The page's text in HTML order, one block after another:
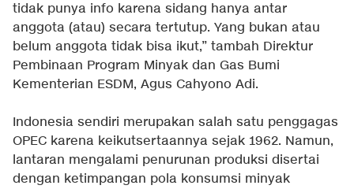
tidak punya info karena sidang hanya antar
anggota (atau) secara tertutup. Yang bukan atau
belum anggota tidak bisa ikut,” tambah Direktur
Pembinaan Program Minyak dan Gas Bumi
Kementerian ESDM, Agus Cahyono Adi.
Indonesia sendiri merupakan salah satu penggagas
OPEC karena keikutsertaannya sejak 1962. Namun,
lantaran mengalami penurunan produksi disertai
dengan ketimpangan pola konsumsi minyak